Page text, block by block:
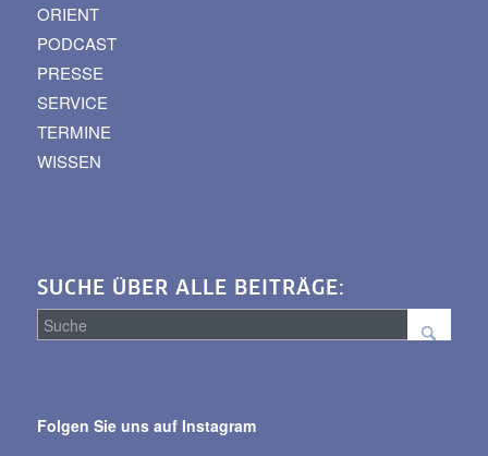
ORIENT
PODCAST
PRESSE
SERVICE
TERMINE
WISSEN
SUCHE ÜBER ALLE BEITRÄGE:
alle
Folgen Sie uns auf Instagram